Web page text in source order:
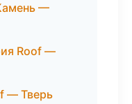
—
Roof —
— Тверь